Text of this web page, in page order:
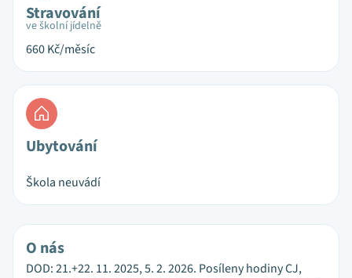
Stravování
ve školní jídelně
660Kč/měsíc
Ubytování
Škola neuvádí
O nás
DOD: 21.+22. 11. 2025, 5. 2. 2026. Posíleny hodiny CJ,